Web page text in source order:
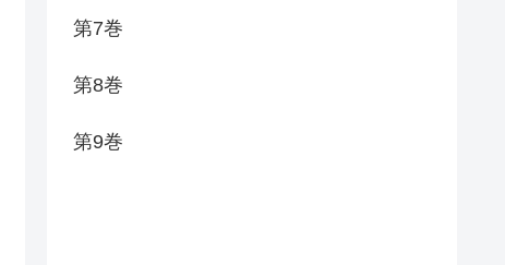
第7巻
第8巻
第9巻